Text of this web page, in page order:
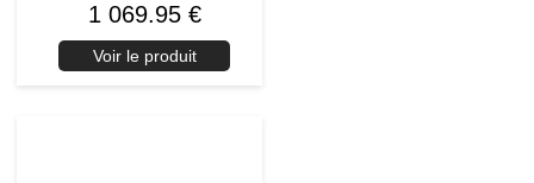
1 069.95 €
Voir le produit